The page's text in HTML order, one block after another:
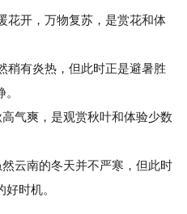
花开，万物复苏，是赏花和体
有炎热，但此时正是避暑胜
气爽，是观赏秋叶和体验少数
云南的冬天并不严寒，但此时
时机。